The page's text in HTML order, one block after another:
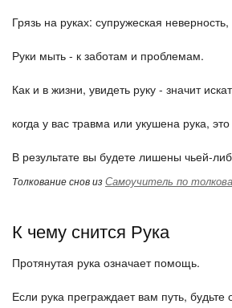
Грязь на руках: супружеская
Руки мыть - к заботам и проблемам.
Как и в жизни, увидеть руку - значит
когда у вас травма или укушена рука,
В результате вы будете лишены чьей-
Толкование снов изСамоучитель по
К чему снится Рука
Протянутая рука означает помощь.
Если рука преграждает вам путь,